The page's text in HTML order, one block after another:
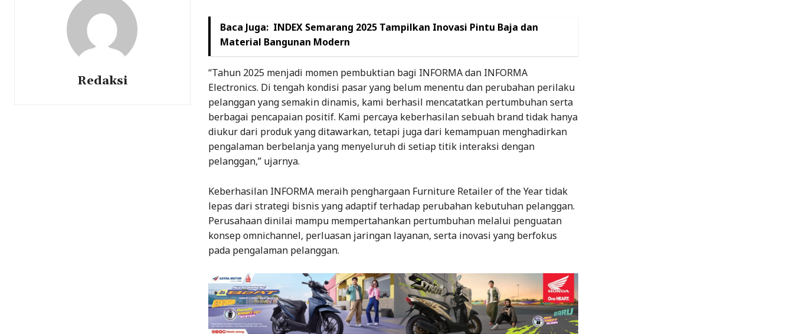
Redaksi
Baca Juga: INDEX Semarang 2025 Tampilkan Inovasi Pintu Baja dan
Material Bangunan Modern
“Tahun 2025 menjadi momen pembuktian bagi INFORMA dan INFORMA
Electronics. Di tengah kondisi pasar yang belum menentu dan perubahan perilaku
pelanggan yang semakin dinamis, kami berhasil mencatatkan pertumbuhan serta
berbagai pencapaian positif. Kami percaya keberhasilan sebuah brand tidak hanya
diukur dari produk yang ditawarkan, tetapi juga dari kemampuan menghadirkan
pengalaman berbelanja yang menyeluruh di setiap titik interaksi dengan
pelanggan,” ujarnya.
Keberhasilan INFORMA meraih penghargaan Furniture Retailer of the Year tidak
lepas dari strategi bisnis yang adaptif terhadap perubahan kebutuhan pelanggan.
Perusahaan dinilai mampu mempertahankan pertumbuhan melalui penguatan
konsep omnichannel, perluasan jaringan layanan, serta inovasi yang berfokus
pada pengalaman pelanggan.